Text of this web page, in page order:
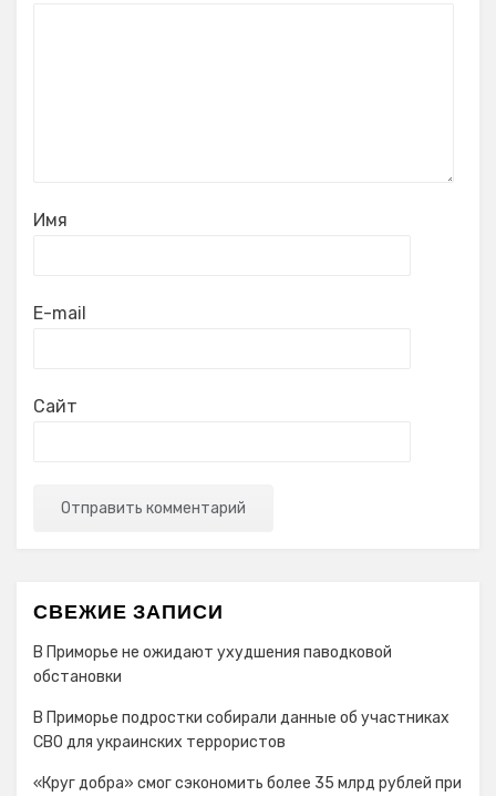
Имя
E-mail
Сайт
СВЕЖИЕ ЗАПИСИ
В Приморье не ожидают ухудшения паводковой
обстановки
В Приморье подростки собирали данные об участниках
СВО для украинских террористов
«Круг добра» смог сэкономить более 35 млрд рублей при